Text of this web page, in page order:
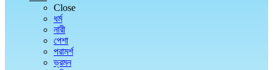
Close
ধর্ম
নারী
পেশা
পরামর্শ
ভ্রমন